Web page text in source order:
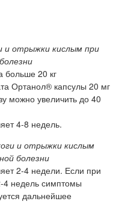
и отрыжки кислым при
больше 20 кг
Ортанол® капсулы 20 мг
можно увеличить до 40
4-8 недель.
и отрыжки кислым
болезни
2-4 недели. Если при
4 недель симптомы
дальнейшее